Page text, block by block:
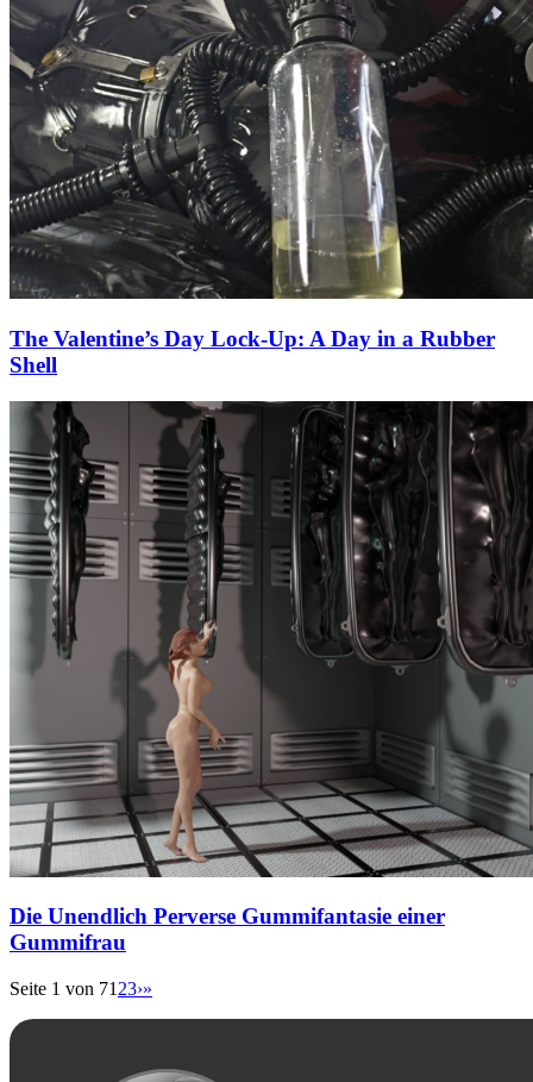
The Valentine’s Day Lock-Up: A Day in a Rubber
Shell
Die Unendlich Perverse Gummifantasie einer
Gummifrau
Seite 1 von 71 23›»